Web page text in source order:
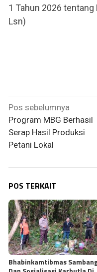
1 Tahun 2026
Lsn)
Navigasi
pos
Pos sebelumnya
Program MBG Berhasil
Serap Hasil Produksi
Petani Lokal
POS TERKAIT
Bhabinkamtibmas